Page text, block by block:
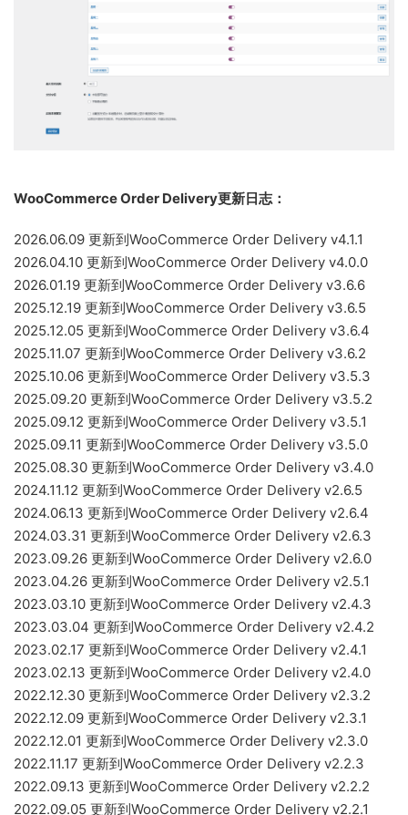
WooCommerce Order Delivery更新日志：
2026.06.09 更新到WooCommerce Order Delivery v4.1.1
2026.04.10 更新到WooCommerce Order Delivery v4.0.0
2026.01.19 更新到WooCommerce Order Delivery v3.6.6
2025.12.19 更新到WooCommerce Order Delivery v3.6.5
2025.12.05 更新到WooCommerce Order Delivery v3.6.4
2025.11.07 更新到WooCommerce Order Delivery v3.6.2
2025.10.06 更新到WooCommerce Order Delivery v3.5.3
2025.09.20 更新到WooCommerce Order Delivery v3.5.2
2025.09.12 更新到WooCommerce Order Delivery v3.5.1
2025.09.11 更新到WooCommerce Order Delivery v3.5.0
2025.08.30 更新到WooCommerce Order Delivery v3.4.0
2024.11.12 更新到WooCommerce Order Delivery v2.6.5
2024.06.13 更新到WooCommerce Order Delivery v2.6.4
2024.03.31 更新到WooCommerce Order Delivery v2.6.3
2023.09.26 更新到WooCommerce Order Delivery v2.6.0
2023.04.26 更新到WooCommerce Order Delivery v2.5.1
2023.03.10 更新到WooCommerce Order Delivery v2.4.3
2023.03.04 更新到WooCommerce Order Delivery v2.4.2
2023.02.17 更新到WooCommerce Order Delivery v2.4.1
2023.02.13 更新到WooCommerce Order Delivery v2.4.0
2022.12.30 更新到WooCommerce Order Delivery v2.3.2
2022.12.09 更新到WooCommerce Order Delivery v2.3.1
2022.12.01 更新到WooCommerce Order Delivery v2.3.0
2022.11.17 更新到WooCommerce Order Delivery v2.2.3
2022.09.13 更新到WooCommerce Order Delivery v2.2.2
2022.09.05 更新到WooCommerce Order Delivery v2.2.1